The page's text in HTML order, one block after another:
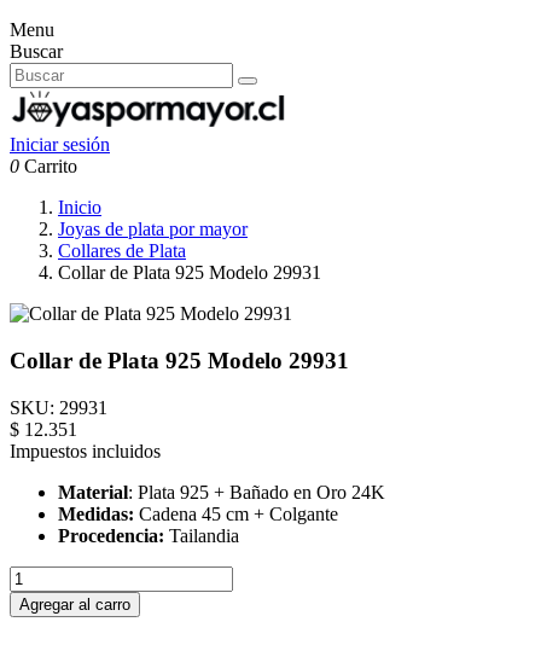
Menu
Buscar
Iniciar sesión
0 Carrito
Inicio
Joyas de plata por mayor
Collares de Plata
Collar de Plata 925 Modelo 29931
Collar de Plata 925 Modelo 29931
SKU: 29931
$ 12.351
Impuestos incluidos
Material: Plata 925 + Bañado en Oro 24K
Medidas: Cadena 45 cm + Colgante
Procedencia: Tailandia
Agregar al carro